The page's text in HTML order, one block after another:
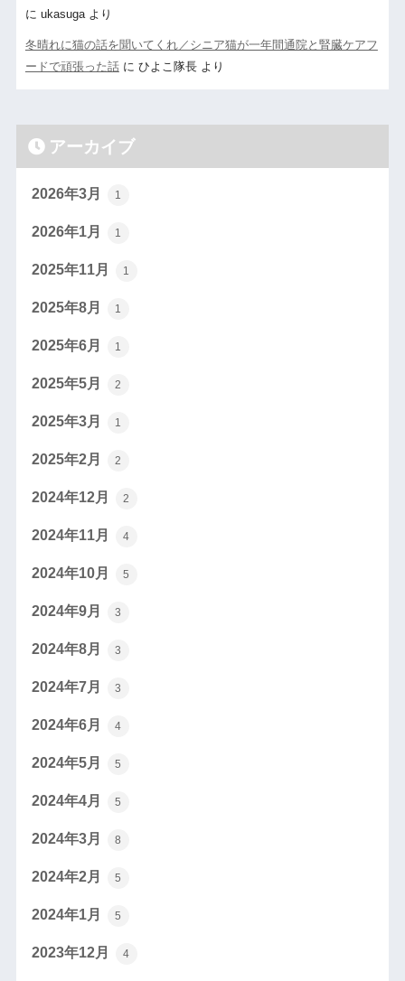
に ukasugaより
冬晴れに猫の話を聞いてくれ／シニア猫が一年間通院と腎臓ケアフ
ードで頑張った話に ひよこ隊長より
アーカイブ
2026年3月 1
2026年1月 1
2025年11月 1
2025年8月 1
2025年6月 1
2025年5月 2
2025年3月 1
2025年2月 2
2024年12月 2
2024年11月 4
2024年10月 5
2024年9月 3
2024年8月 3
2024年7月 3
2024年6月 4
2024年5月 5
2024年4月 5
2024年3月 8
2024年2月 5
2024年1月 5
2023年12月 4